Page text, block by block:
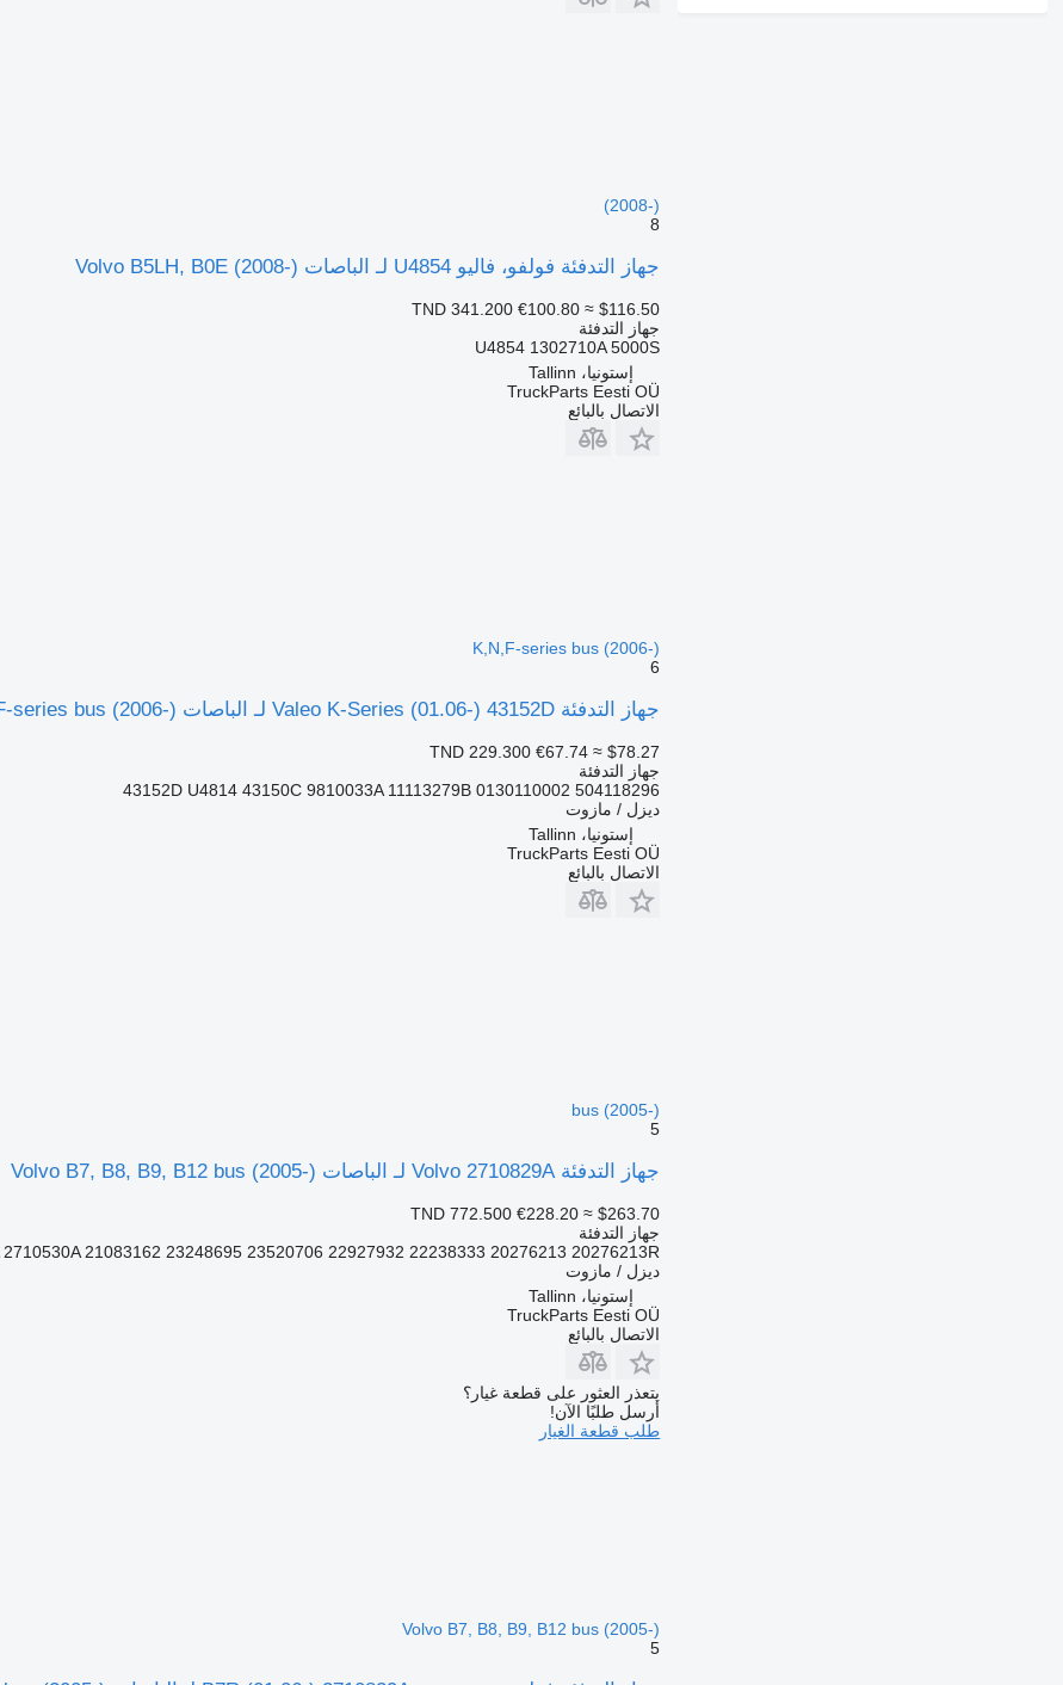
(2008-)
8
جهاز التدفئة فولفو، فاليو U4854 لـ الباصات Volvo B5LH, B0E (2008-)
TND 341.200 €100.80 ≈ $116.50
جهاز التدفئة
U4854 1302710A 5000S
إستونيا، Tallinn
TruckParts Eesti OÜ
الاتصال بالبائع
K,N,F-series bus (2006-)
6
جهاز التدفئة Valeo K-Series (01.06-) 43152D لـ الباصات Scania K,N,F-series bus (2006-)
TND 229.300 €67.74 ≈ $78.27
جهاز التدفئة
43152D U4814 43150C 9810033A 11113279B 0130110002 504118296
ديزل / مازوت
إستونيا، Tallinn
TruckParts Eesti OÜ
الاتصال بالبائع
bus (2005-)
5
جهاز التدفئة Volvo 2710829A لـ الباصات Volvo B7, B8, B9, B12 bus (2005-)
TND 772.500 €228.20 ≈ $263.70
جهاز التدفئة
21083162 23248695 23520706 22927932 22238333 20276213 20276213R...
ديزل / مازوت
إستونيا، Tallinn
TruckParts Eesti OÜ
الاتصال بالبائع
يتعذر العثور على قطعة غيار؟
أرسل طلبًا الآن!
طلب قطعة الغيار
Volvo B7, B8, B9, B12 bus (2005-)
5